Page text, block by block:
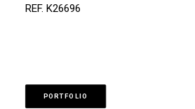
REF. K26696
PORTFOLIO